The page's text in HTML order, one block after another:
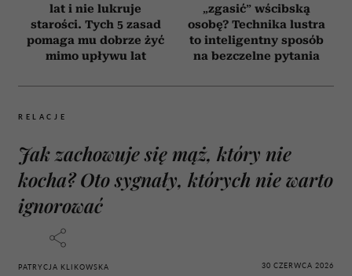
lat i nie lukruje
starości. Tych 5 zasad
pomaga mu dobrze żyć
mimo upływu lat
„zgasić” wścibską
osobę? Technika lustra
to inteligentny sposób
na bezczelne pytania
RELACJE
Jak zachowuje się mąż, który nie
kocha? Oto sygnały, których nie warto
ignorować
PATRYCJA KLIKOWSKA 30 CZERWCA 2026